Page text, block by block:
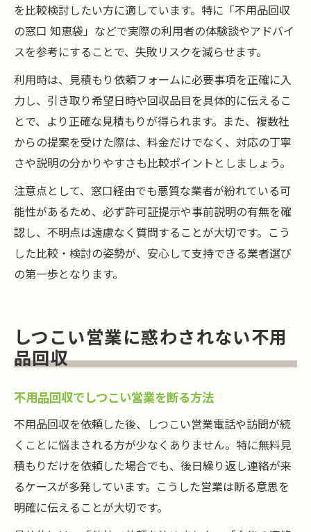
を比較検討したい方に適しています。特に「不用品回収
の窓口 知恵袋」などで実際の利用者の体験談やアドバイ
スを参考にすることで、失敗リスクを減らせます。
利用時は、見積もり依頼フォームに必要事項を正確に入
力し、引き取り希望日時や回収品目を具体的に伝えるこ
とで、より正確な見積もりが得られます。また、複数社
からの提案を受けた際は、料金だけでなく、対応の丁寧
さや説明の分かりやすさも比較ポイントとしましょう。
注意点として、窓口経由でも悪質な業者が紛れている可
能性があるため、必ず許可証提示や事前説明の有無を確
認し、不明点は遠慮なく質問することが大切です。こう
した比較・検討の姿勢が、安心して支持できる業者選び
の第一歩となります。
しつこい営業に惑わされない不用
品回収
不用品回収でしつこい営業を断る方法
不用品回収を依頼した後、しつこい営業電話や訪問が続
くことに悩まされる方が少なくありません。特に無料見
積もりだけを依頼した場合でも、後日繰り返し連絡が来
るケースが多発しています。こうした営業は断る意思を
明確に伝えることが大切です。